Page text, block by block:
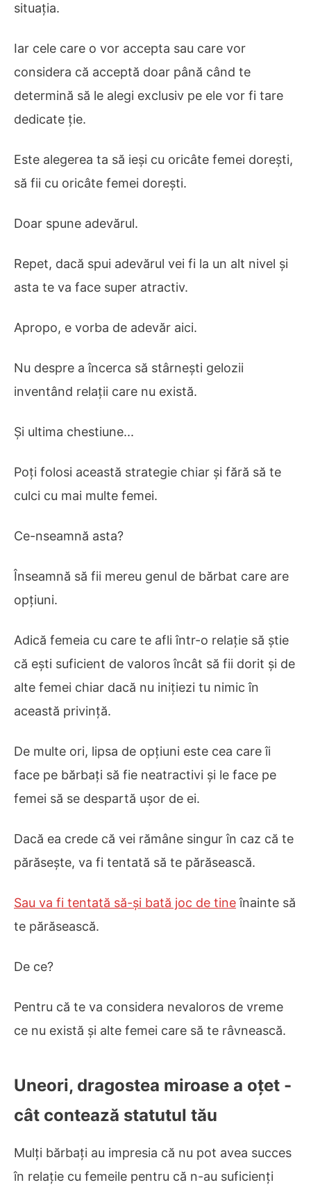
situația.
Iar cele care o vor accepta sau care vor
considera că acceptă doar până când te
determină să le alegi exclusiv pe ele vor fi tare
dedicate ție.
Este alegerea ta să ieși cu oricâte femei dorești,
să fii cu oricâte femei dorești.
Doar spune adevărul.
Repet, dacă spui adevărul vei fi la un alt nivel și
asta te va face super atractiv.
Apropo, e vorba de adevăr aici.
Nu despre a încerca să stârnești gelozii
inventând relații care nu există.
Și ultima chestiune...
Poți folosi această strategie chiar și fără să te
culci cu mai multe femei.
Ce-nseamnă asta?
Înseamnă să fii mereu genul de bărbat care are
opțiuni.
Adică femeia cu care te afli într-o relație să știe
că ești suficient de valoros încât să fii dorit și de
alte femei chiar dacă nu inițiezi tu nimic în
această privință.
De multe ori, lipsa de opțiuni este cea care îi
face pe bărbați să fie neatractivi și le face pe
femei să se despartă ușor de ei.
Dacă ea crede că vei rămâne singur în caz că te
părăsește, va fi tentată să te părăsească.
Sau va fi tentată să-și bată joc de tineînainte să
te părăsească.
De ce?
Pentru că te va considera nevaloros de vreme
ce nu există și alte femei care să te râvnească.
Uneori, dragostea miroase a oțet -
cât contează statutul tău
Mulți bărbați au impresia că nu pot avea succes
în relație cu femeile pentru că n-au suficienți